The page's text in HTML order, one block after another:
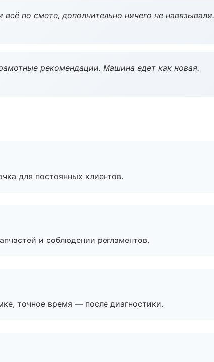
по смете, дополнительно ничего не навязывали.
рекомендации. Машина едет как новая.
для постоянных клиентов.
и соблюдении регламентов.
точное время — после диагностики.